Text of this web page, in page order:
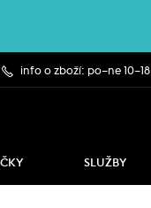
info o zboží: po–ne 10–18
SLUŽBY